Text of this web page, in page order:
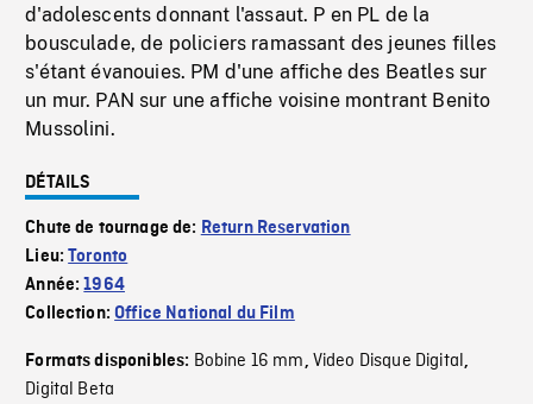
d'adolescents donnant l'assaut. P en PL de la
bousculade, de policiers ramassant des jeunes filles
s'étant évanouies. PM d'une affiche des Beatles sur
un mur. PAN sur une affiche voisine montrant Benito
Mussolini.
DÉTAILS
Chute de tournage de: Return Reservation
Lieu:Toronto
Année:1964
Collection:Office National du Film
Formats disponibles: Bobine 16 mm, Video Disque Digital,
Digital Beta